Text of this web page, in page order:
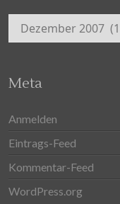
Archiv
Meta
Anmelden
Eintrags-Feed
Kommentar-Feed
WordPress.org